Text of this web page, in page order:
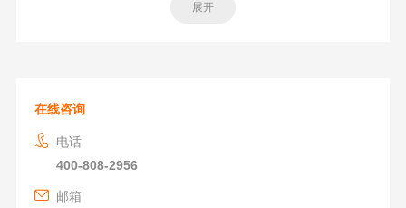
展开
在线咨询
电话
400-808-2956
邮箱